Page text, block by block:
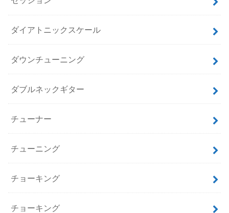
ダイアトニックスケール
ダウンチューニング
ダブルネックギター
チューナー
チューニング
チョーキング
チョーキング